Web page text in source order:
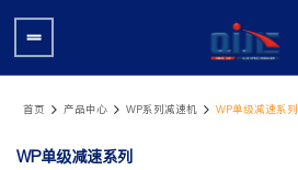
首页 产品中心 WP系列减速机 WP单级减速系列
WP单级减速系列